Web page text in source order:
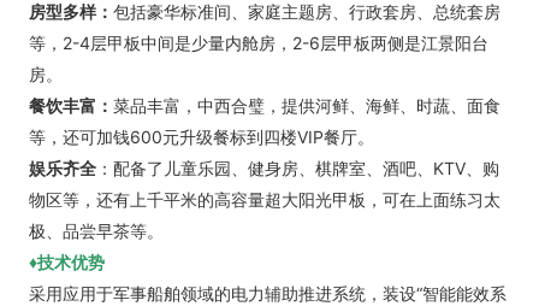
房型多样： 包括豪华标准间、家庭主题房、行政套房、总统套房
等，2-4层甲板中间是少量内舱房，2-6层甲板两侧是江景阳台
房。
餐饮丰富： 菜品丰富，中西合璧，提供河鲜、海鲜、时蔬、面食
等，还可加钱600元升级餐标到四楼VIP餐厅。
娱乐齐全 ：配备了儿童乐园、健身房、棋牌室、酒吧、KTV、购
物区等，还有上千平米的高容量超大阳光甲板，可在上面练习太
极、品尝早茶等。
♦技术优势
采用应用于军事船舶领域的电力辅助推进系统，装设“智能能效系